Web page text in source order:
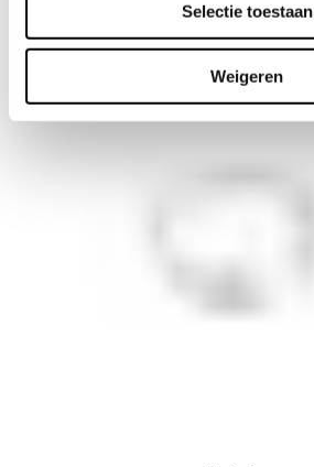
Selectie toestaan
Weigeren
42EUR